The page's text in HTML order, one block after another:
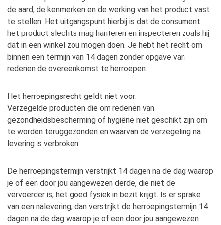
de aard, de kenmerken en de werking van het product vast
te stellen. Het uitgangspunt hierbij is dat de consument
het product slechts mag hanteren en inspecteren zoals hij
dat in een winkel zou mogen doen. Je hebt het recht om
binnen een termijn van 14 dagen zonder opgave van
redenen de overeenkomst te herroepen.
Het herroepingsrecht geldt niet voor:
Verzegelde producten die om redenen van
gezondheidsbescherming of hygiëne niet geschikt zijn om
te worden teruggezonden en waarvan de verzegeling na
levering is verbroken.
De herroepingstermijn verstrijkt 14 dagen na de dag waarop
je of een door jou aangewezen derde, die niet de
vervoerder is, het goed fysiek in bezit krijgt. Is er sprake
van een nalevering, dan verstrijkt de herroepingstermijn 14
dagen na de dag waarop je of een door jou aangewezen